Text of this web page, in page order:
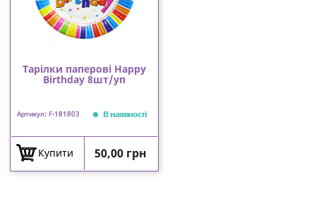
Тарілки паперові Happy
Birthday 8шт/уп
Артикул: F-181803 В наявності
Купити Ціна
50,00 грн